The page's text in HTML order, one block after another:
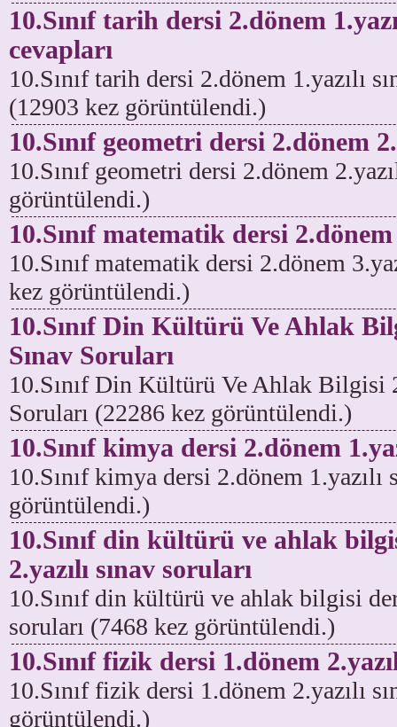
10.Sınıf tarih dersi 2.dönem
cevapları
10.Sınıf tarih dersi 2.dönem 1.yazılı
(12903 kez görüntülendi.)
10.Sınıf geometri dersi 2.dönem
10.Sınıf geometri dersi 2.dönem
görüntülendi.)
10.Sınıf matematik dersi 2.dönem
10.Sınıf matematik dersi 2.dönem
kez görüntülendi.)
10.Sınıf Din Kültürü Ve Ahlak
Sınav Soruları
10.Sınıf Din Kültürü Ve Ahlak Bilgisi
Soruları (22286 kez görüntülendi.)
10.Sınıf kimya dersi 2.dönem
10.Sınıf kimya dersi 2.dönem 1.yazılı
görüntülendi.)
10.Sınıf din kültürü ve ahlak
2.yazılı sınav soruları
10.Sınıf din kültürü ve ahlak bilgisi
soruları (7468 kez görüntülendi.)
10.Sınıf fizik dersi 1.dönem
10.Sınıf fizik dersi 1.dönem 2.yazılı
görüntülendi.)